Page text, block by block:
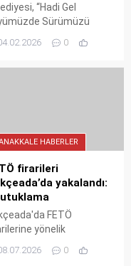
“Hadi Gel
Sürümüzü
hayvancılığa dev
0
HABERLER
firarileri
yakalandı:
FETÖ
yönelik
9 kişi
4 şüpheli
0